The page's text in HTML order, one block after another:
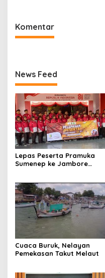
Komentar
News Feed
Lepas Peserta Pramuka
Sumenep ke Jambore
Cuaca Buruk, Nelayan
Pemekasan Takut Melaut